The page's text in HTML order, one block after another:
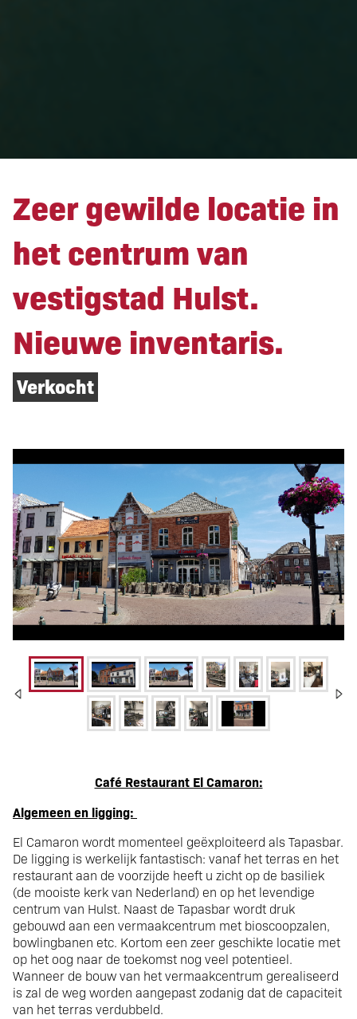
Zeer gewilde locatie in
het centrum van
vestigstad Hulst.
Nieuwe inventaris.
Verkocht
Zeer gewilde locatie in
het centrum van
vestigstad Hulst.
Nieuwe inventaris.
Café Restaurant El Camaron:
Algemeen en ligging:
El Camaron wordt momenteel geëxploiteerd als Tapasbar.
De ligging is werkelijk fantastisch: vanaf het terras en het
restaurant aan de voorzijde heeft u zicht op de basiliek
(de mooiste kerk van Nederland) en op het levendige
centrum van Hulst. Naast de Tapasbar wordt druk
gebouwd aan een vermaakcentrum met bioscoopzalen,
bowlingbanen etc. Kortom een zeer geschikte locatie met
op het oog naar de toekomst nog veel potentieel.
Wanneer de bouw van het vermaakcentrum gerealiseerd
is zal de weg worden aangepast zodanig dat de capaciteit
van het terras verdubbeld.